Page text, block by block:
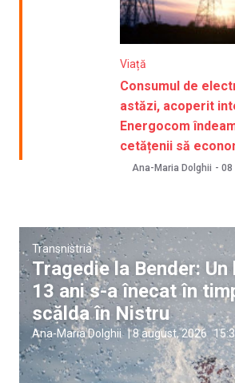
Viață
Consumul de
astăzi, acoperit
Energocom
cetățenii să
Ana-Maria Dolghii - 08
Transnistria
Tragedie la Bender: Un
13 ani s-a înecat în
scălda în Nistru
Ana-Maria Dolghii |8 august, 2026